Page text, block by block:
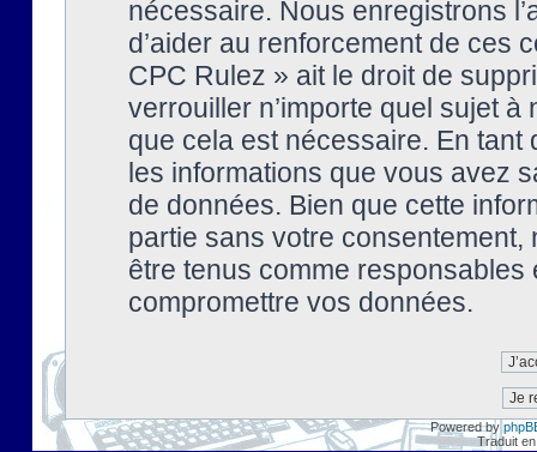
nécessaire. Nous enregistrons
d’aider au renforcement de ces
CPC Rulez » ait le droit de
verrouiller n’importe quel sujet à
que cela est nécessaire. En tant
les informations que vous avez
de données. Bien que cette
partie sans votre
être tenus comme
compromettre vos données.
Powered by
Traduit